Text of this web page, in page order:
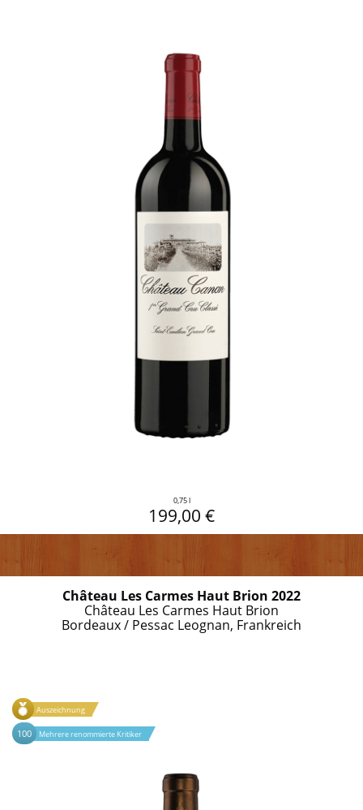
0,75 l
199,00 €
Château Les Carmes Haut Brion 2022
Château Les Carmes Haut Brion
Bordeaux / Pessac Leognan, Frankreich
Auszeichnung
100 Mehrere renommierte Kritiker